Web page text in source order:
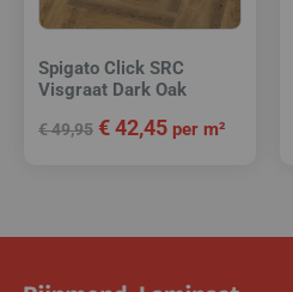
Spigato Click SRC
Visgraat Dark Oak
€49,95 €42,45 per m²